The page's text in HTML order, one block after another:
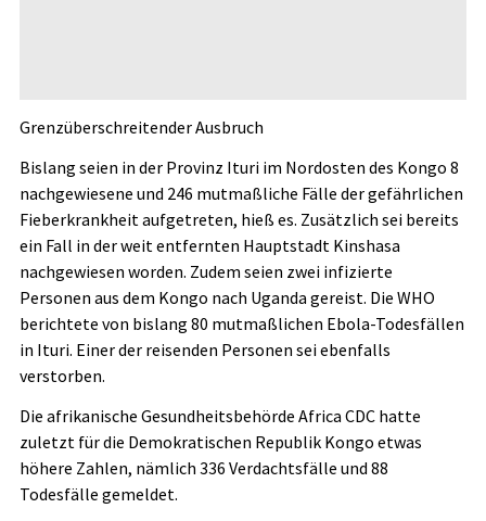
Grenzüberschreitender Ausbruch
Bislang seien in der Provinz Ituri im Nordosten des Kongo 8
nachgewiesene und 246 mutmaßliche Fälle der gefährlichen
Fieberkrankheit aufgetreten, hieß es. Zusätzlich sei bereits
ein Fall in der weit entfernten Hauptstadt Kinshasa
nachgewiesen worden. Zudem seien zwei infizierte
Personen aus dem Kongo nach Uganda gereist. Die WHO
berichtete von bislang 80 mutmaßlichen Ebola-Todesfällen
in Ituri. Einer der reisenden Personen sei ebenfalls
verstorben.
Die afrikanische Gesundheitsbehörde Africa CDC hatte
zuletzt für die Demokratischen Republik Kongo etwas
höhere Zahlen, nämlich 336 Verdachtsfälle und 88
Todesfälle gemeldet.